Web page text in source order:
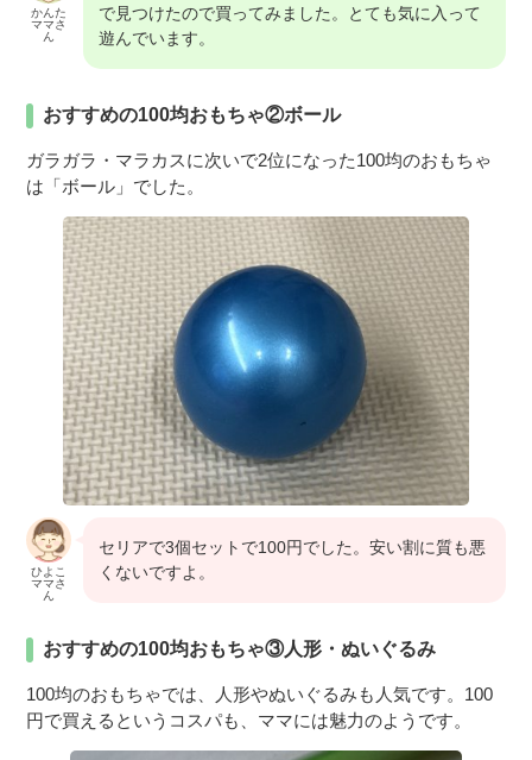
かんた
ママさ
ん
で見つけたので買ってみました。とても気に入って
遊んでいます。
おすすめの100均おもちゃ②ボール
ガラガラ・マラカスに次いで2位になった100均のおもちゃ
は「ボール」でした。
ひよこ
ママさ
ん
セリアで3個セットで100円でした。安い割に質も悪
くないですよ。
おすすめの100均おもちゃ③人形・ぬいぐるみ
100均のおもちゃでは、人形やぬいぐるみも人気です。100
円で買えるというコスパも、ママには魅力のようです。